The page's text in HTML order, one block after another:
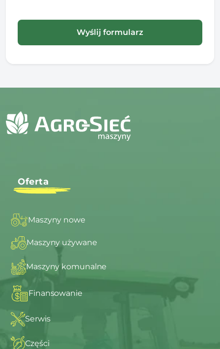
Oferta
Maszyny nowe
Maszyny używane
Maszyny komunalne
Finansowanie
Serwis
Części